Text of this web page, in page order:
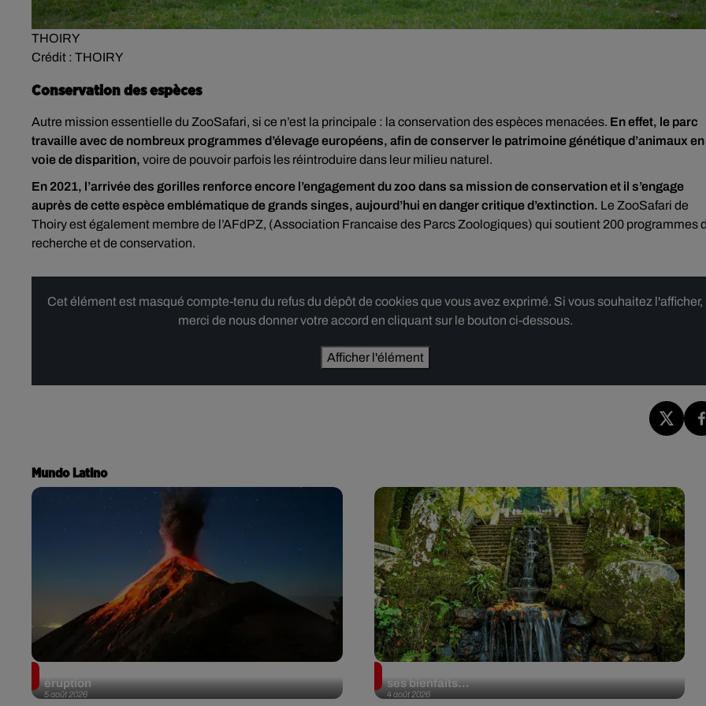
THOIRY
Crédit : THOIRY
Conservation des espèces
Autre mission essentielle du ZooSafari, si ce n’est la principale : la conservation des espèces menacées. En effet, le parc
travaille avec de nombreux programmes d’élevage européens, afin de conserver le patrimoine génétique d’animaux en
voie de disparition, voire de pouvoir parfois les réintroduire dans leur milieu naturel.
En 2021, l’arrivée des gorilles renforce encore l’engagement du zoo dans sa mission de conservation et il s’engage
auprès de cette espèce emblématique de grands singes, aujourd’hui en danger critique d’extinction. Le ZooSafari de
Thoiry est également membre de l’AFdPZ, (Association Francaise des Parcs Zoologiques) qui soutient 200 programmes
recherche et de conservation.
Cet élément est masqué compte-tenu du refus du dépôt de cookies que vous avez exprimé. Si vous souhaitez l'afficher,
merci de nous donner votre accord en cliquant sur le bouton ci-dessous.
Afficher l'élément
Mundo Latino
5 août 2026
éruption
4 août 2026
ses bienfaits...